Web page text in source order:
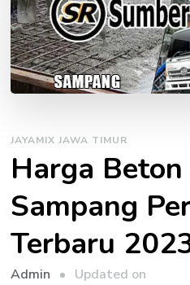
JAYAMIX JAWA TIMUR
Harga Beton
Sampang
Terbaru
Admin Updated on